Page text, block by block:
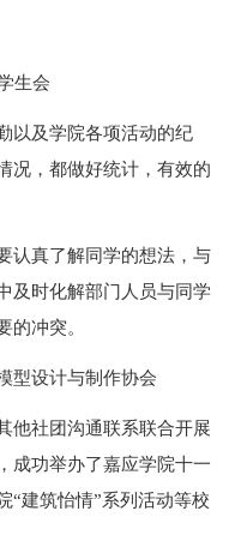
会
以及学院各项活动的纪
况，都做好统计，有效的
认真了解同学的想法，与
及时化解部门人员与同学
的冲突。
计与制作协会
他社团沟通联系联合开展
成功举办了嘉应学院十一
“建筑怡情”系列活动等校